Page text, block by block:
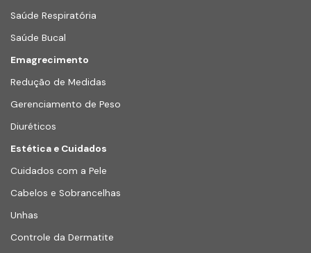
Saúde Respiratória
Saúde Bucal
Emagrecimento
Redução de Medidas
Gerenciamento de Peso
Diuréticos
Estética e Cuidados
Cuidados com a Pele
Cabelos e Sobrancelhas
Unhas
Controle da Dermatite